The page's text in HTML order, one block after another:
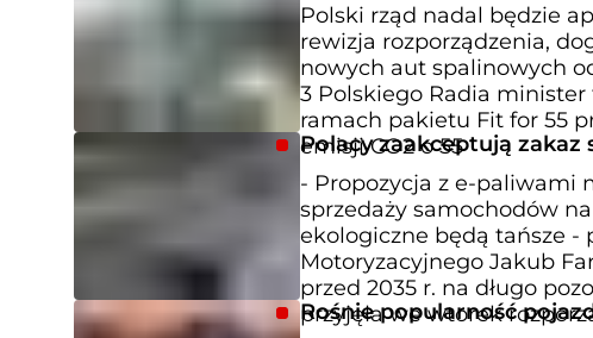
Polski rząd nadal będzie
rewizja rozporządzenia,
nowych aut spalinowych
3 Polskiego Radia
ramach pakietu Fit for 55
emisji CO2 o 55
Polacy zaakceptują zakaz
- Propozycja z e-paliwami
sprzedaży samochodów
ekologiczne będą tańsze -
Motoryzacyjnego Jakub
przed 2035 r. na długo
przyjęła we wtorek
Rośnie popularność